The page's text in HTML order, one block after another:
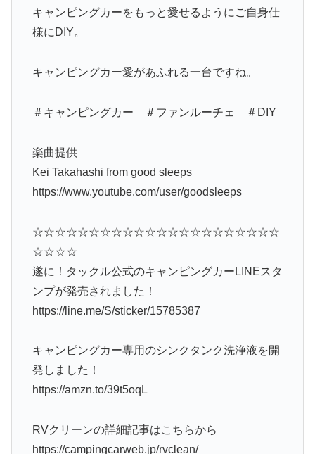
キャンピングカーをもっと愛せるようにご自身仕
様にDIY。
キャンピングカー愛があふれる一台ですね。
＃キャンピングカー ＃ファンルーチェ ＃DIY
楽曲提供
Kei Takahashi from good sleeps
https://www.youtube.com/user/goodsleeps
☆☆☆☆☆☆☆☆☆☆☆☆☆☆☆☆☆☆☆☆☆☆
☆☆☆☆
遂に！タックル公式のキャンピングカーLINEスタ
ンプが発売されました！
https://line.me/S/sticker/15785387
キャンピングカー専用のシンクタンク洗浄液を開
発しました！
https://amzn.to/39t5oqL
RVクリーンの詳細記事はこちらから
https://campingcarweb.jp/rvclean/